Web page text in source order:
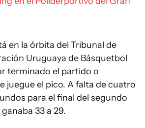
en la órbita del Tribunal de
Uruguaya de Básquetbol
terminado el partido o
juegue el pico. A falta de cuatro
para el final del segundo
33 a 29.